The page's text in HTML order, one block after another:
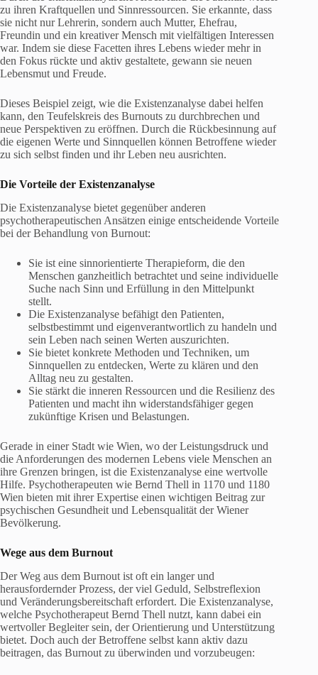
zu ihren Kraftquellen und Sinnressourcen. Sie erkannte, dass
sie nicht nur Lehrerin, sondern auch Mutter, Ehefrau,
Freundin und ein kreativer Mensch mit vielfältigen Interessen
war. Indem sie diese Facetten ihres Lebens wieder mehr in
den Fokus rückte und aktiv gestaltete, gewann sie neuen
Lebensmut und Freude.
Dieses Beispiel zeigt, wie die Existenzanalyse dabei helfen
kann, den Teufelskreis des Burnouts zu durchbrechen und
neue Perspektiven zu eröffnen. Durch die Rückbesinnung auf
die eigenen Werte und Sinnquellen können Betroffene wieder
zu sich selbst finden und ihr Leben neu ausrichten.
Die Vorteile der Existenzanalyse
Die Existenzanalyse bietet gegenüber anderen
psychotherapeutischen Ansätzen einige entscheidende Vorteile
bei der Behandlung von Burnout:
Sie ist eine sinnorientierte Therapieform, die den
Menschen ganzheitlich betrachtet und seine individuelle
Suche nach Sinn und Erfüllung in den Mittelpunkt
stellt.
Die Existenzanalyse befähigt den Patienten,
selbstbestimmt und eigenverantwortlich zu handeln und
sein Leben nach seinen Werten auszurichten.
Sie bietet konkrete Methoden und Techniken, um
Sinnquellen zu entdecken, Werte zu klären und den
Alltag neu zu gestalten.
Sie stärkt die inneren Ressourcen und die Resilienz des
Patienten und macht ihn widerstandsfähiger gegen
zukünftige Krisen und Belastungen.
Gerade in einer Stadt wie Wien, wo der Leistungsdruck und
die Anforderungen des modernen Lebens viele Menschen an
ihre Grenzen bringen, ist die Existenzanalyse eine wertvolle
Hilfe. Psychotherapeuten wie Bernd Thell in 1170 und 1180
Wien bieten mit ihrer Expertise einen wichtigen Beitrag zur
psychischen Gesundheit und Lebensqualität der Wiener
Bevölkerung.
Wege aus dem Burnout
Der Weg aus dem Burnout ist oft ein langer und
herausfordernder Prozess, der viel Geduld, Selbstreflexion
und Veränderungsbereitschaft erfordert. Die Existenzanalyse,
welche Psychotherapeut Bernd Thell nutzt, kann dabei ein
wertvoller Begleiter sein, der Orientierung und Unterstützung
bietet. Doch auch der Betroffene selbst kann aktiv dazu
beitragen, das Burnout zu überwinden und vorzubeugen: